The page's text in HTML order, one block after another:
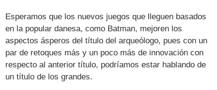
Esperamos que los nuevos juegos que lleguen basados
en la popular danesa, como Batman, mejoren los
aspectos ásperos del título del arqueólogo, pues con un
par de retoques más y un poco más de innovación con
respecto al anterior título, podríamos estar hablando de
un título de los grandes.